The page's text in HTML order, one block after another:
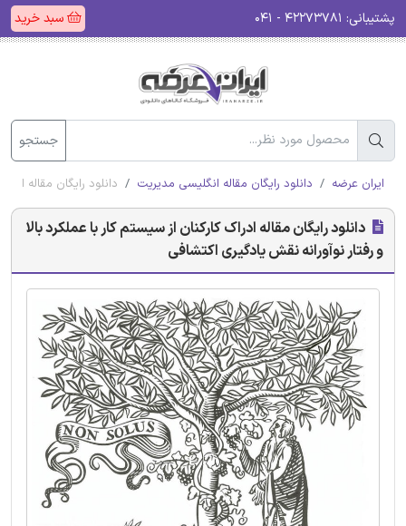
پشتیبانی: سبد خرید
جستجو
ایران عرضه دانلود رایگان مقاله انگلیسی مدیریت دانلود رایگان مقاله
دانلود رایگان مقاله ادراک کارکنان از سیستم کار با عملکرد بالا
و رفتار نوآورانه نقش یادگیری اکتشافی